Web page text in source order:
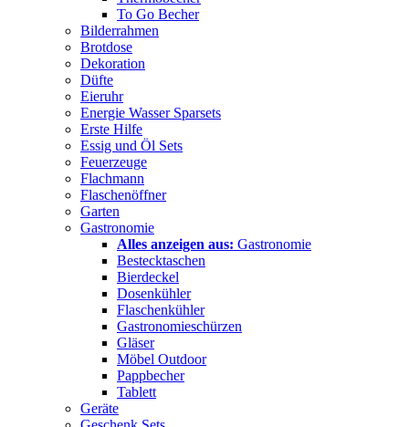
To Go Becher
Bilderrahmen
Brotdose
Dekoration
Düfte
Eieruhr
Energie Wasser Sparsets
Erste Hilfe
Essig und Öl Sets
Feuerzeuge
Flachmann
Flaschenöffner
Garten
Gastronomie
Alles anzeigen aus: Gastronomie
Bestecktaschen
Bierdeckel
Dosenkühler
Flaschenkühler
Gastronomieschürzen
Gläser
Möbel Outdoor
Pappbecher
Tablett
Geräte